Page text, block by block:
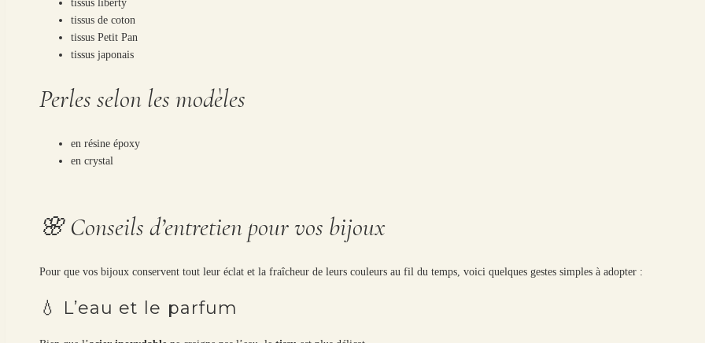
tissus liberty
tissus de coton
tissus Petit Pan
tissus japonais
Perles selon les modèles
en résine époxy
en crystal
🌸 Conseils d’entretien pour vos bijoux
Pour que vos bijoux conservent tout leur éclat et la fraîcheur de leurs couleurs au fil du temps, voici quelques gestes simples à adopter :
💧 L’eau et le parfum